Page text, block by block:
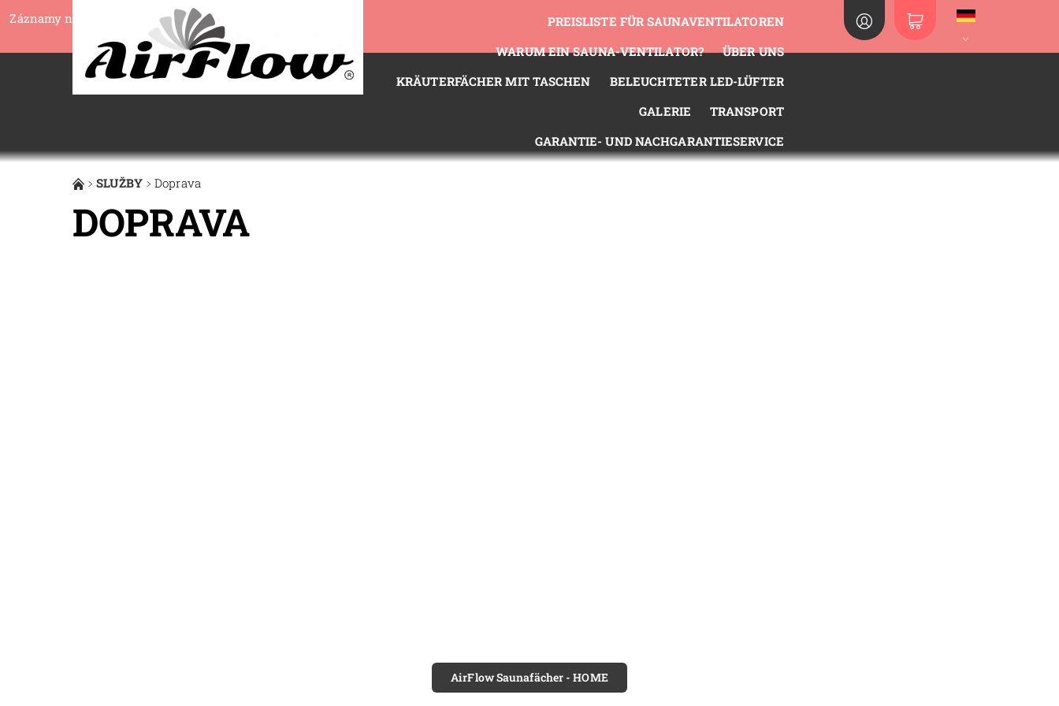
PREISLISTE FÜR SAUNAVENTILATOREN
WARUM EIN SAUNA-VENTILATOR?
ÜBER UNS
KRÄUTERFÄCHER MIT TASCHEN
BELEUCHTETER LED-LÜFTER
GALERIE
TRANSPORT
GARANTIE- UND NACHGARANTIESERVICE
SLUŽBY Doprava
DOPRAVA
Záznamy nebyly nalezeny...
AirFlow Saunafächer - HOME